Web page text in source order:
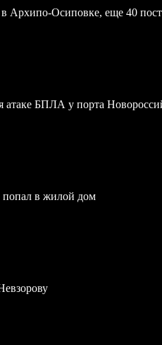
Архипо-Осиповке, еще 40
атаке БПЛА у порта
попал в жилой дом